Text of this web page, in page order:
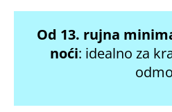
Od 13. rujna
noći: idealno za